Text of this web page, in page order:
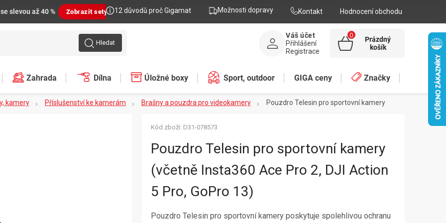
se slevou až 40 % Zobrazit sety 12 důvodů proč Gigamat Možnosti dopravy Kontakt Hodnocení obchodu
Hledat
Váš účet
Přihlášení
Registrace
NÁKUPNÍ
Prázdný
košík
Zahrada Dílna Úložné boxy Sport, outdoor GIGA ceny Značky
kamery Příslušenství ke kamerám Brašny a pouzdra pro videokamery
Pouzdro Telesin pro sportovní kamery
Pouzdro Telesin pro sportovní kamery
(včetně Insta360 Ace Pro 2, DJI Action
5 Pro, GoPro 13)
Pouzdro Telesin pro sportovní kamery poskytuje spolehlivou ochranu
Kód zboží: D31-078573